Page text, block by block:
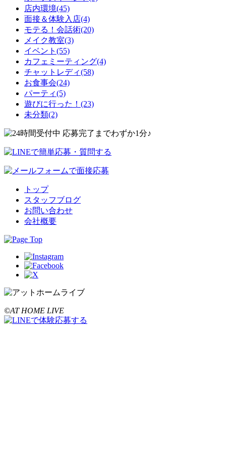
店内環境(45)
面接＆体験入店(4)
モテる！会話術(20)
メイク教室(3)
イベント(55)
カフェミーティング(4)
チャットレディ(58)
お食事会(24)
パーティ(5)
遊びに行った！(23)
未分類(2)
トップ
スタッフブログ
お問い合わせ
会社概要
©AT HOME LIVE